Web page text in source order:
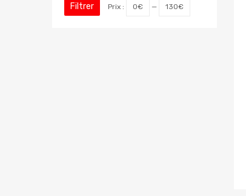
Filtrer Prix : 0€ — 130€